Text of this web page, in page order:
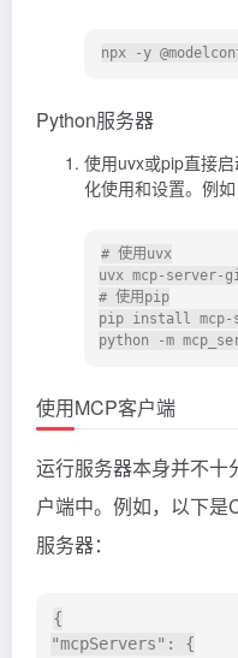
Python服务器
使用uvx或pip直接
化使用和设置。例如
# 使用uvx
uvx mcp-server-
# 使用pip
pip install mcp-
使用MCP客户端
运行服务器本身并不十
户端中。例如，以下
服务器：
{
"mcpServers": {